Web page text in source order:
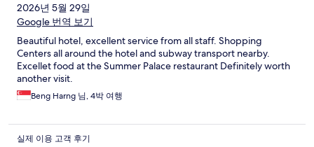
2026년 5월 29일
Google 번역 보기
Beautiful hotel, excellent service from all staff. Shopping
Centers all around the hotel and subway transport nearby.
Excellet food at the Summer Palace restaurant Definitely worth
another visit.
Beng Harng 님, 4박 여행
실제 이용 고객 후기